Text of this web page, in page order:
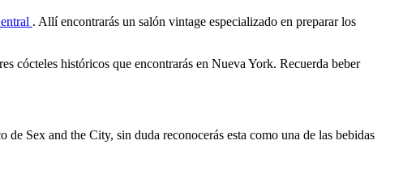
. Allí encontrarás un salón vintage especializado en preparar los
cócteles históricos que encontrarás en Nueva York. Recuerda beber
Sex and the City, sin duda reconocerás esta como una de las bebidas